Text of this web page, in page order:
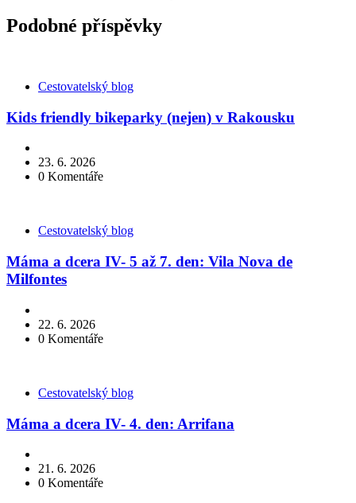
Podobné příspěvky
KategorieCestovatelský blog
Kids friendly bikeparky (nejen) v Rakousku
23. 6. 2026
0 Komentáře
KategorieCestovatelský blog
Máma a dcera IV- 5 až 7. den: Vila Nova de
Milfontes
22. 6. 2026
0 Komentáře
KategorieCestovatelský blog
Máma a dcera IV- 4. den: Arrifana
21. 6. 2026
0 Komentáře